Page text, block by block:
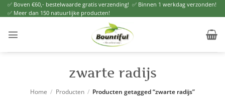
Ga
naar
✅ Boven €60,- bestelwaarde gratis verzending! ✅ Binnen 1 werkdag verzonden!
✅ Meer dan 150 natuurlijke producten!
zwarte radijs
Home / Producten / Producten getagged “zwarte radijs”